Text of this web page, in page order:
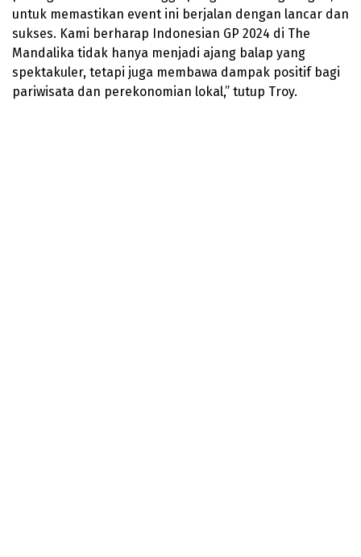
untuk memastikan event ini berjalan dengan lancar dan
sukses. Kami berharap Indonesian GP 2024 di The
Mandalika tidak hanya menjadi ajang balap yang
spektakuler, tetapi juga membawa dampak positif bagi
pariwisata dan perekonomian lokal,” tutup Troy.